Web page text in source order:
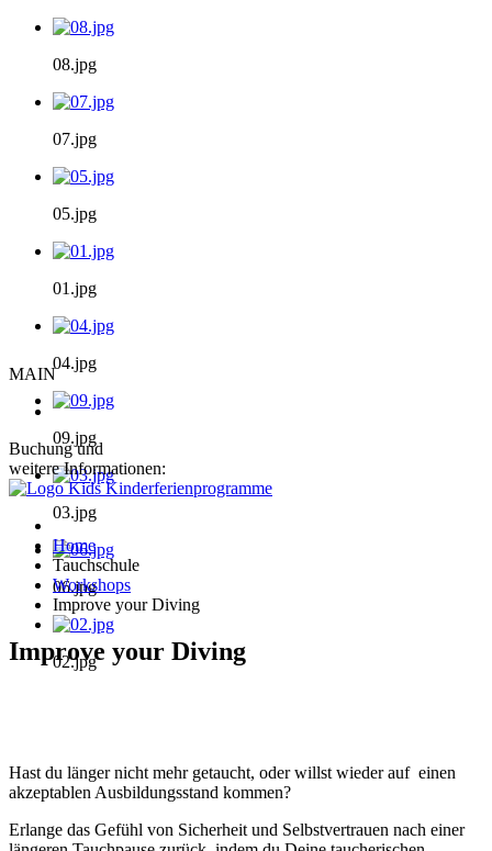
08.jpg
07.jpg
05.jpg
01.jpg
04.jpg
09.jpg
03.jpg
06.jpg
02.jpg
MAIN
Buchung und
weitere Informationen:
Home
Tauchschule
Workshops
Improve your Diving
Improve your Diving
Hast du länger nicht mehr getaucht, oder willst wieder auf einen
akzeptablen Ausbildungsstand kommen?
Erlange das Gefühl von Sicherheit und Selbstvertrauen nach einer